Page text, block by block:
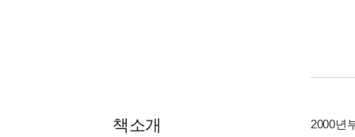
책소개
2000년